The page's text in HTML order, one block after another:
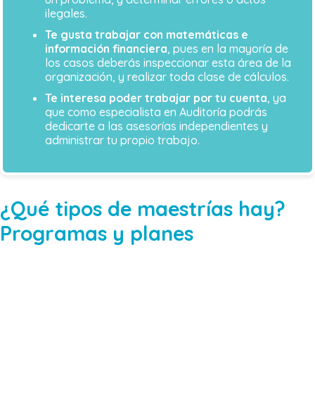
ilegales.
Te gusta trabajar con matemáticas e
información financiera, pues en la mayoría de
los casos deberás inspeccionar esta área de la
organización, y realizar toda clase de cálculos.
Te interesa poder trabajar por tu cuenta, ya
que como especialista en Auditoría podrás
dedicarte a las asesorías independientes y
administrar tu propio trabajo.
¿Qué tipos de maestrías hay?
Programas y planes